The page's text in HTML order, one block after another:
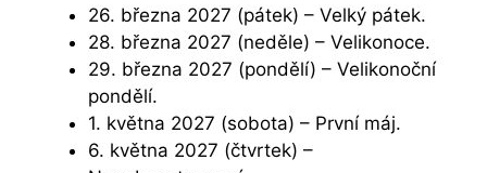
26. března 2027 (pátek) – Velký pátek.
28. března 2027 (neděle) – Velikonoce.
29. března 2027 (pondělí) – Velikonoční
pondělí.
1. května 2027 (sobota) – První máj.
6. května 2027 (čtvrtek) –